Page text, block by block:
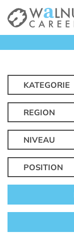
KATEGORIE
REGION
NIVEAU
POSITION